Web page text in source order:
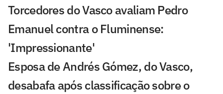
Torcedores do Vasco avaliam Pedro
Emanuel contra o Fluminense:
'Impressionante'
Esposa de Andrés Gómez, do Vasco,
desabafa após classificação sobre o